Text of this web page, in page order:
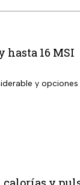
hasta 16 MSI
y